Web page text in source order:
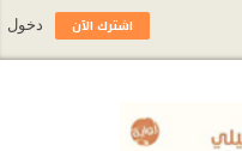
اشترك الآن دخول